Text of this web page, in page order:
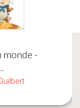
monde -